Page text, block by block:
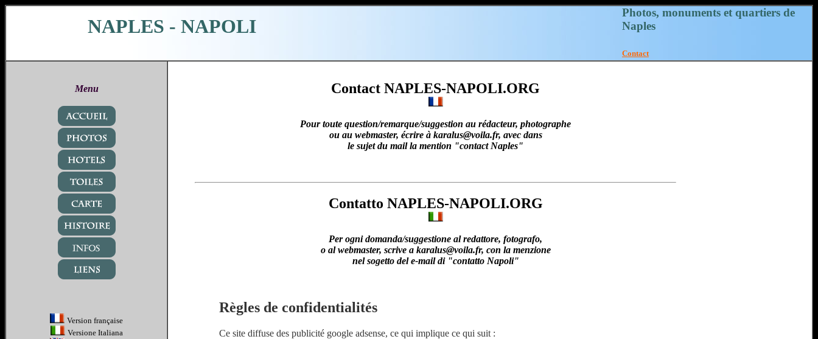
NAPLES - NAPOLI
Photos, monuments et quartiers de
Naples
Contact
Menu
Version française
Versione Italiana
Contact NAPLES-NAPOLI.ORG
Pour toute question/remarque/suggestion au rédacteur, photographe
ou au webmaster, écrire à karalus@voila.fr, avec dans
le sujet du mail la mention "contact Naples"
Contatto NAPLES-NAPOLI.ORG
Per ogni domanda/suggestione al redattore, fotografo,
o al webmaster, scrive a karalus@voila.fr, con la menzione
nel sogetto del e-mail di "contatto Napoli"
Règles de confidentialités
Ce site diffuse des publicité google adsense, ce qui implique ce qui suit :